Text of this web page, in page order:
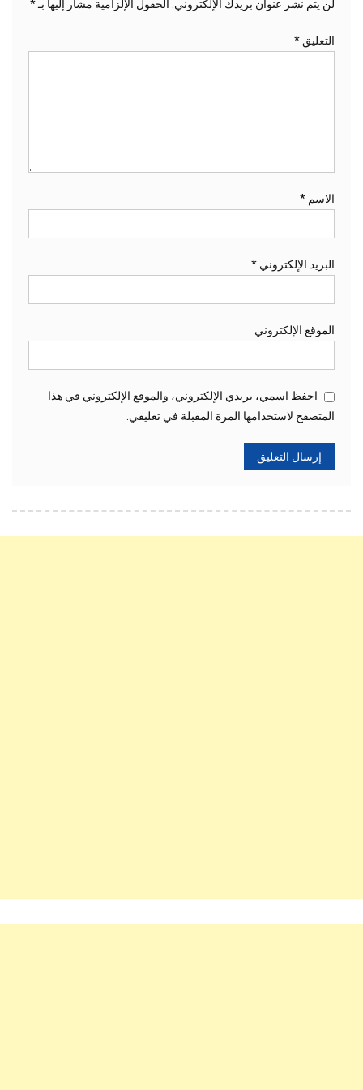
لن يتم نشر عنوان بريدك الإلكتروني. الحقول الإلزامية مشار إليها بـ*
التعليق *
الاسم *
البريد الإلكتروني *
الموقع الإلكتروني
احفظ اسمي، بريدي الإلكتروني، والموقع الإلكتروني في هذا
المتصفح لاستخدامها المرة المقبلة في تعليقي.